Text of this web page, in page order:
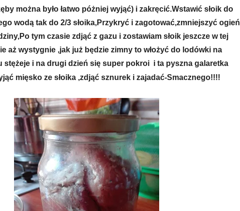
można było łatwo póżniej wyjąć) i zakręcić.Wstawić słoik do
wodą tak do 2/3 słoika,Przykryć i zagotować,zmniejszyć ogień
tym czasie zdjąć z gazu i zostawiam słoik jeszcze w tej
aż wystygnie ,jak już będzie zimny to włożyć do lodówki na
stężeje i na drugi dzień się super pokroi i ta pyszna galaretka
mięsko ze słoika ,zdjąć sznurek i zajadać-Smacznego!!!!